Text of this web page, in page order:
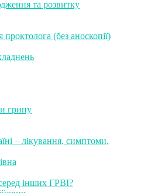
та розвитку
(без аноскопії)
грипу
– лікування, симптоми,
інших ГРВІ?